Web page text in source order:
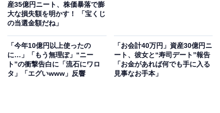
産35億円ニート、株価暴落で膨
大な損失額を明かす！ 「宝くじ
の当選金額だね」
「今年10億円以上使ったの
に…」「もう無理ぽ」“ニー
ト”の衝撃告白に「流石にワロ
タ」「エグいwww」反響
「お会計40万円」資産30億円ニ
ート、彼女と“寿司デート”報告
「お金があれば何でも手に入る
見事なお手本」